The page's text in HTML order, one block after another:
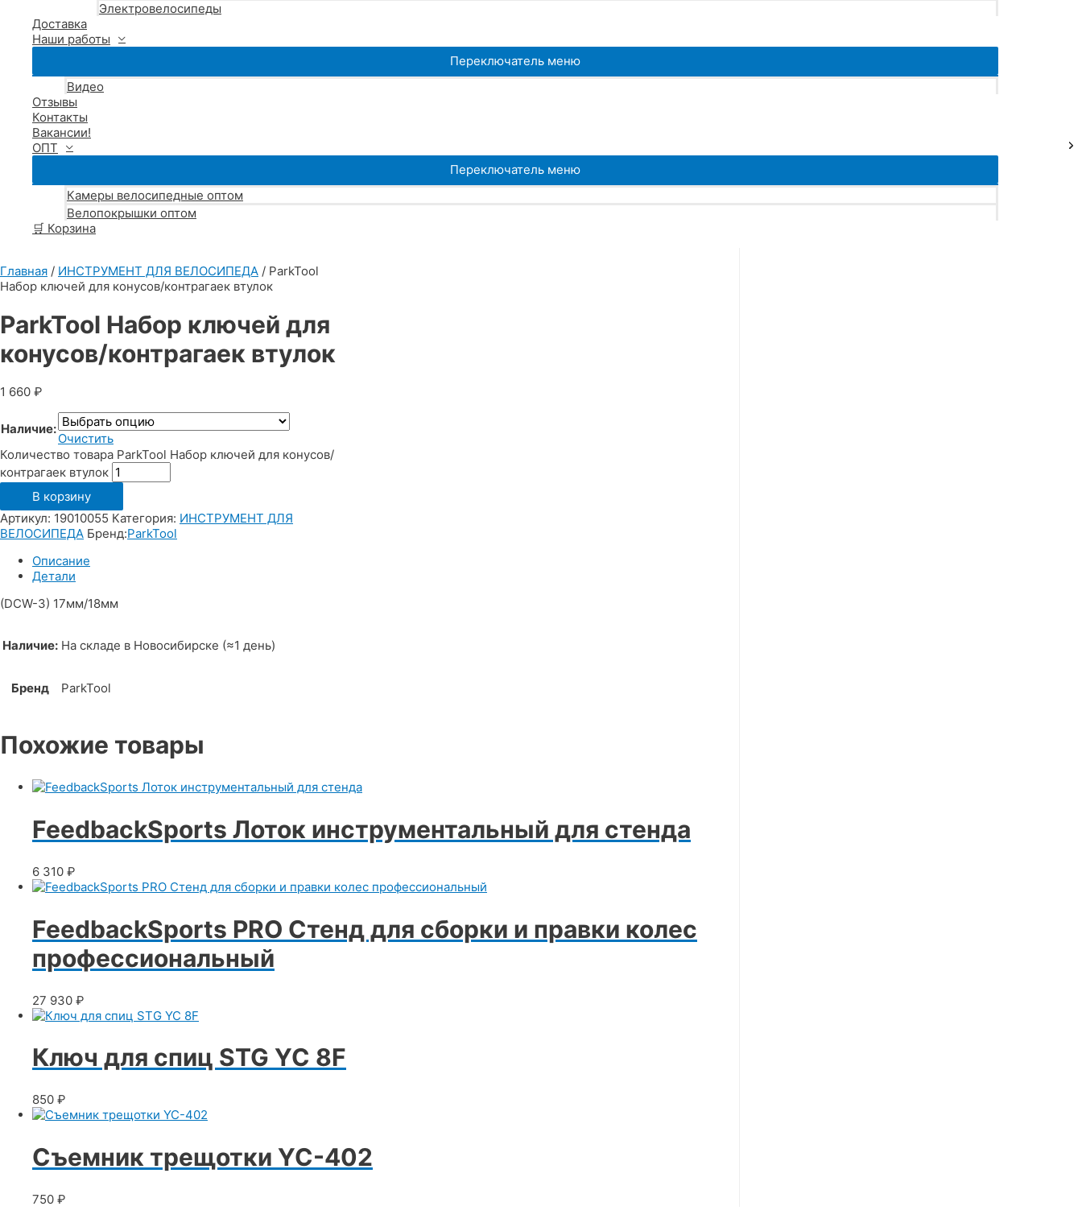
Электровелосипеды
Доставка
Наши работы
Переключатель меню
Видео
Отзывы
Контакты
Вакансии!
ОПТ
Переключатель меню
Камеры велосипедные оптом
Велопокрышки оптом
🛒 Корзина
Главная / ИНСТРУМЕНТ ДЛЯ ВЕЛОСИПЕДА / ParkTool
Набор ключей для конусов/контрагаек втулок
ParkTool Набор ключей для
конусов/контрагаек втулок
1 660 ₽
Наличие:
Очистить
Количество товара ParkTool Набор ключей для конусов/
контрагаек втулок
В корзину
Артикул: 19010055 Категория: ИНСТРУМЕНТ ДЛЯ
ВЕЛОСИПЕДА Бренд:ParkTool
Описание
Детали
(DCW-3) 17мм/18мм
Наличие: На складе в Новосибирске (≈1 день)
Бренд ParkTool
Похожие товары
FeedbackSports Лоток инструментальный для стенда
6 310 ₽
FeedbackSports PRO Стенд для сборки и правки колес
профессиональный
27 930 ₽
Ключ для спиц STG YC 8F
850 ₽
Съемник трещотки YC-402
750 ₽